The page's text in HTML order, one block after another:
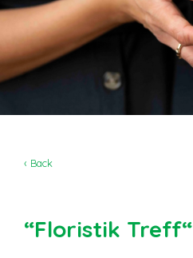
‹ Back
“Floristik Treff“